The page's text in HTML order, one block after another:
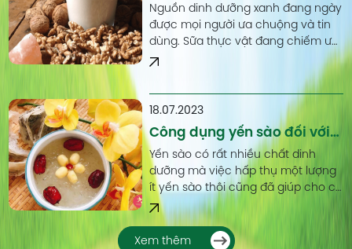
sữa động vật
Nguồn dinh dưỡng xanh đang ngày
được mọi người ưa chuộng và tin
dùng. Sữa thực vật đang chiếm ưu
thế và dần dần thay thế các
18.07.2023
Công dụng yến sào đối với
người già
Yến sào có rất nhiều chất dinh
dưỡng mà việc hấp thụ một lượng
ít yến sào thôi cũng đã giúp cho cơ
thể của người già được cung cấp
đủ lượng chất dinh dưỡng để bổ
sung cho cơ thể.
Xem thêm